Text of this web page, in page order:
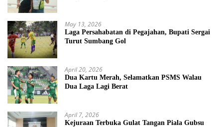
May 13, 2026
Laga Persahabatan di Pegajahan, Bupati Sergai
Turut Sumbang Gol
April 20, 2026
Dua Kartu Merah, Selamatkan PSMS Walau
Dua Laga Lagi Berat
April 7, 2026
Kejuraan Terbuka Gulat Tangan Piala Gubsu